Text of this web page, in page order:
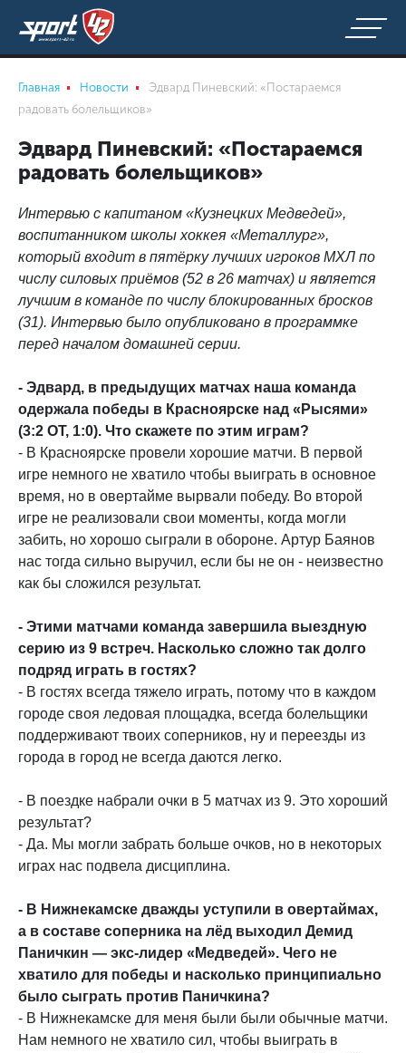
Главная Новости
Эдвард Пиневский: «Постараемся
радовать болельщиков»
Эдвард Пиневский: «Постараемся
радовать болельщиков»
Интервью с капитаном «Кузнецких Медведей»,
воспитанником школы хоккея «Металлург»,
который входит в пятёрку лучших игроков МХЛ по
числу силовых приёмов (52 в 26 матчах) и является
лучшим в команде по числу блокированных бросков
(31). Интервью было опубликовано в программке
перед началом домашней серии.
- Эдвард, в предыдущих матчах наша команда
одержала победы в Красноярске над «Рысями»
(3:2 ОТ, 1:0). Что скажете по этим играм?
- В Красноярске провели хорошие матчи. В первой
игре немного не хватило чтобы выиграть в основное
время, но в овертайме вырвали победу. Во второй
игре не реализовали свои моменты, когда могли
забить, но хорошо сыграли в обороне. Артур Баянов
нас тогда сильно выручил, если бы не он - неизвестно
как бы сложился результат.
- Этими матчами команда завершила выездную
серию из 9 встреч. Насколько сложно так долго
подряд играть в гостях?
- В гостях всегда тяжело играть, потому что в каждом
городе своя ледовая площадка, всегда болельщики
поддерживают твоих соперников, ну и переезды из
города в город не всегда даются легко.
- В поездке набрали очки в 5 матчах из 9. Это хороший
результат?
- Да. Мы могли забрать больше очков, но в некоторых
играх нас подвела дисциплина.
- В Нижнекамске дважды уступили в овертаймах,
а в составе соперника на лёд выходил Демид
Паничкин — экс-лидер «Медведей». Чего не
хватило для победы и насколько принципиально
было сыграть против Паничкина?
- В Нижнекамске для меня были были обычные матчи.
Нам немного не хватило сил, чтобы выиграть в